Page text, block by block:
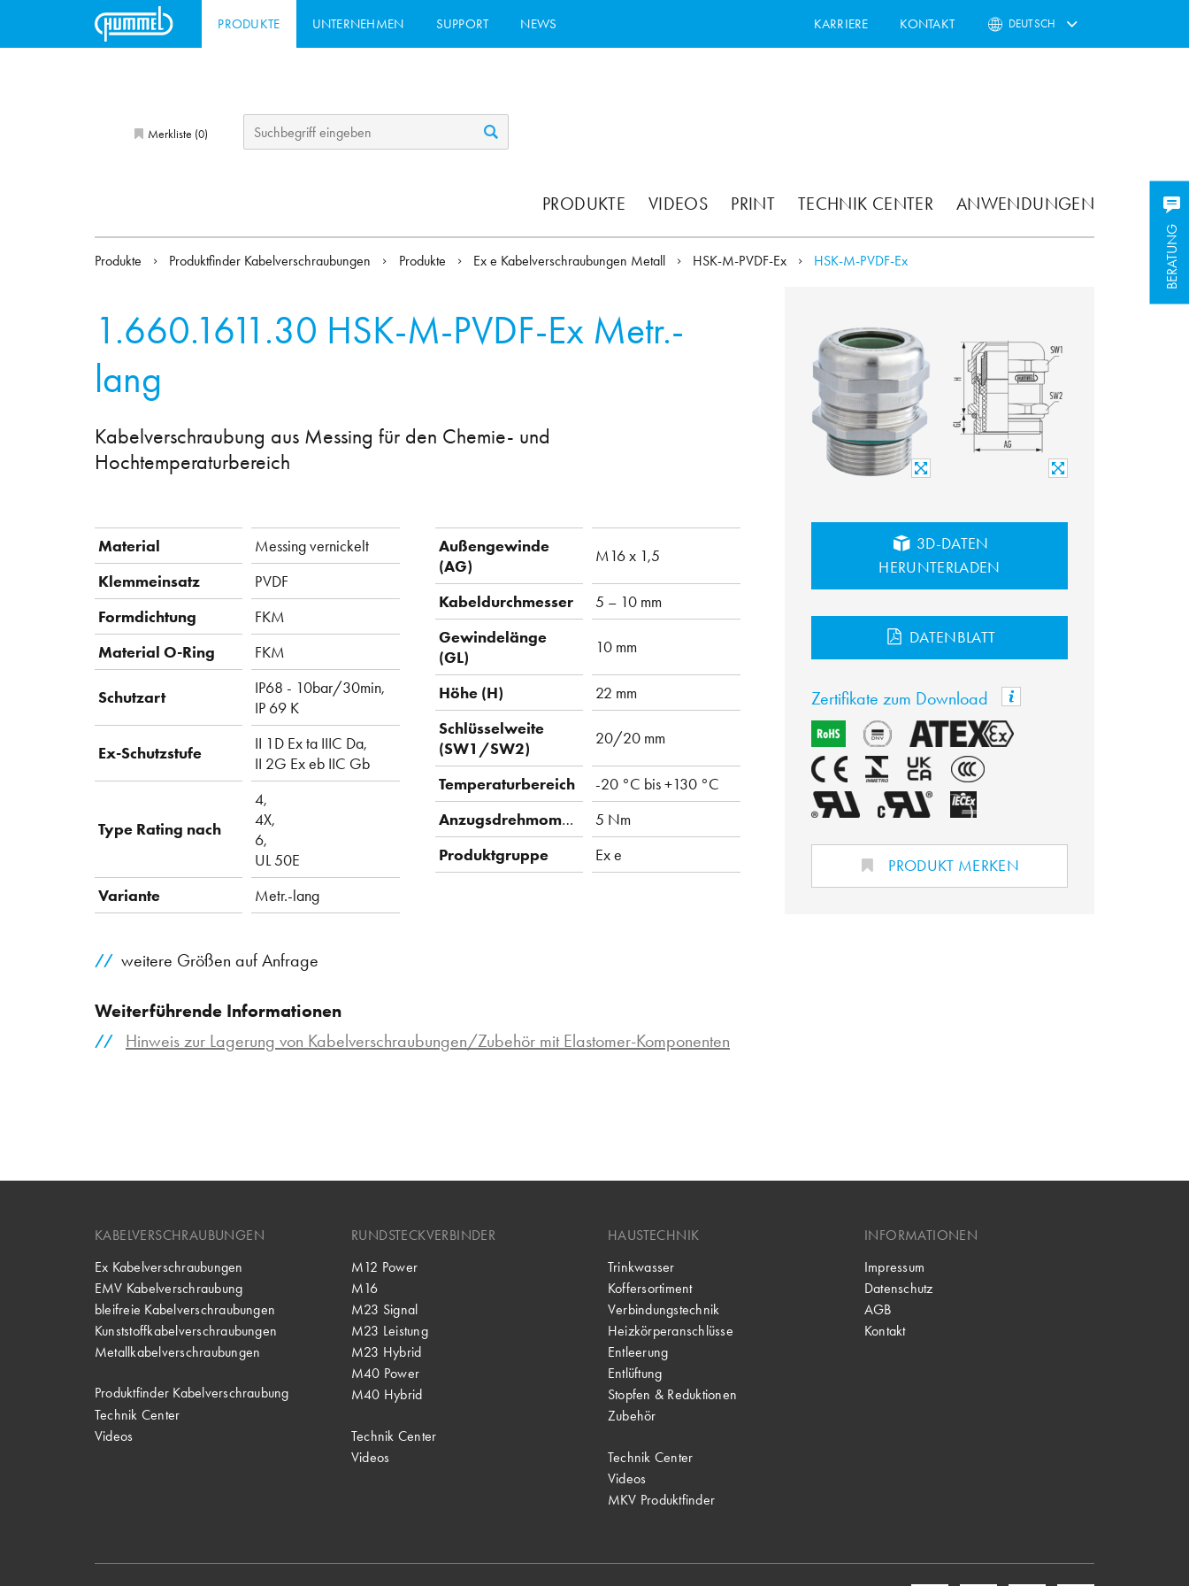
PRODUKTE UNTERNEHMEN SUPPORT NEWS KARRIERE KONTAKT DEUTSCH
Merkliste (0)
PRODUKTE VIDEOS PRINT TECHNIK CENTER ANWENDUNGEN
BERATUNG
Produkte Produktfinder Kabelverschraubungen Produkte Ex e Kabelverschraubungen Metall HSK-M-PVDF-Ex HSK-M-PVDF-Ex
1.660.1611.30 HSK-M-PVDF-Ex Metr.-
lang
Kabelverschraubung aus Messing für den Chemie- und
Hochtemperaturbereich
Material
Messing vernickelt
Klemmeinsatz
PVDF
Formdichtung
FKM
Material O-Ring
FKM
Schutzart
IP68 - 10bar/30min,
IP 69 K
Ex-Schutzstufe
II 1D Ex ta IIIC Da,
II 2G Ex eb IIC Gb
Type Rating nach
4,
4X,
6,
UL 50E
Variante
Metr.-lang
Außengewinde
(AG)
M16 x 1,5
Kabeldurchmesser
5 – 10 mm
Gewindelänge
(GL)
10 mm
Höhe (H)
22 mm
Schlüsselweite
(SW1/SW2)
20/20 mm
Temperaturbereich
-20 °C bis +130 °C
Anzugsdrehmoment
5 Nm
Produktgruppe
Ex e
weitere Größen auf Anfrage
Weiterführende Informationen
Hinweis zur Lagerung von Kabelverschraubungen/Zubehör mit Elastomer-Komponenten
3D-DATEN
HERUNTERLADEN
DATENBLATT
Zertifikate zum Download
PRODUKT MERKEN
KABELVERSCHRAUBUNGEN
Ex Kabelverschraubungen
EMV Kabelverschraubung
bleifreie Kabelverschraubungen
Kunststoffkabelverschraubungen
Metallkabelverschraubungen
Produktfinder Kabelverschraubung
Technik Center
Videos
RUNDSTECKVERBINDER
M12 Power
M16
M23 Signal
M23 Leistung
M23 Hybrid
M40 Power
M40 Hybrid
Technik Center
Videos
HAUSTECHNIK
Trinkwasser
Koffersortiment
Verbindungstechnik
Heizkörperanschlüsse
Entleerung
Entlüftung
Stopfen & Reduktionen
Zubehör
Technik Center
Videos
MKV Produktfinder
INFORMATIONEN
Impressum
Datenschutz
AGB
Kontakt